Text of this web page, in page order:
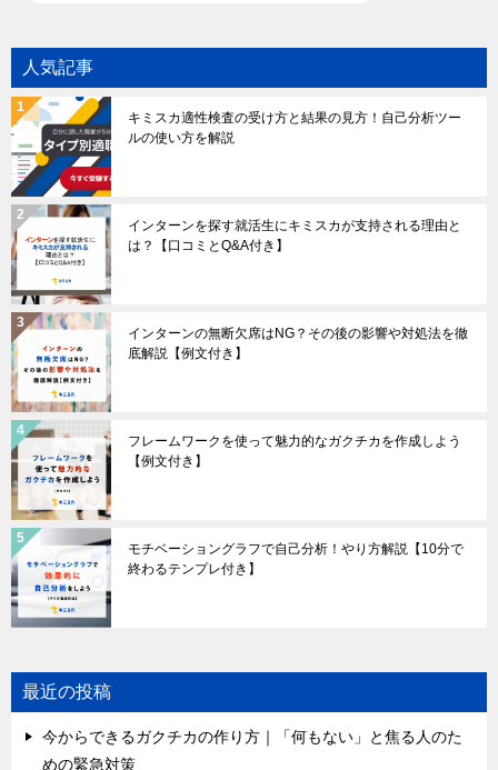
人気記事
キミスカ適性検査の受け方と結果の見方！自己分析ツー
ルの使い方を解説
インターンを探す就活生にキミスカが支持される理由と
は？【口コミとQ&A付き】
インターンの無断欠席はNG？その後の影響や対処法を徹
底解説【例文付き】
フレームワークを使って魅力的なガクチカを作成しよう
【例文付き】
モチベーショングラフで自己分析！やり方解説【10分で
終わるテンプレ付き】
最近の投稿
今からできるガクチカの作り方｜「何もない」と焦る人のた
めの緊急対策